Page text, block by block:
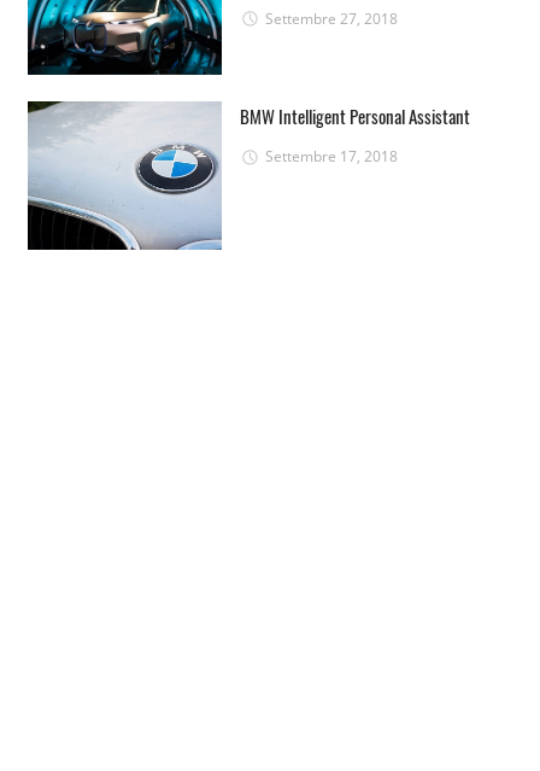
Settembre 27, 2018
BMW Intelligent Personal Assistant
Settembre 17, 2018